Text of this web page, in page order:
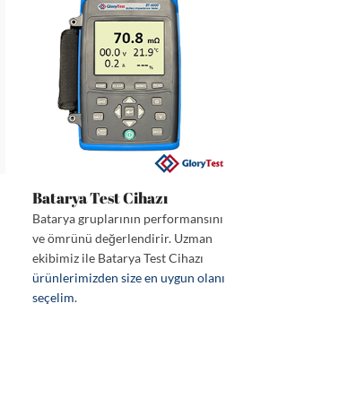
Batarya Test Cihazı
Batarya gruplarının performansını
ve ömrünü değerlendirir. Uzman
ekibimiz ile Batarya Test Cihazı
ürünlerimizden size en uygun olanı
seçelim.